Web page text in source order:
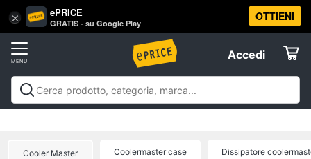
× ePRICE
GRATIS - su Google Play
OTTIENI
Accedi
Accedi
Registrati
Offerte
Vai
al
Cooler Master Coolermaster case Dissipatore